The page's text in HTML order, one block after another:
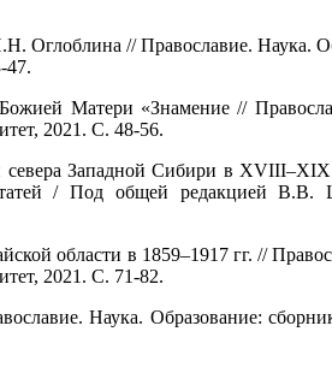
Оглоблина // Православие. Наука.
47.
Матери «Знамение //
2021. С. 48-56.
Западной Сибири в
/ Под общей редакцией В.В.
области в 1859–1917 гг. //
2021. С. 71-82.
Наука. Образование: